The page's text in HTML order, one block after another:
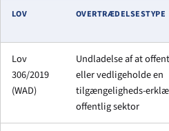
LOV OVERTRÆDELSESTYPE
Lov
306/2019
(WAD)
Undladelse af at
eller vedligeholde en
tilgængeligheds-
offentlig sektor